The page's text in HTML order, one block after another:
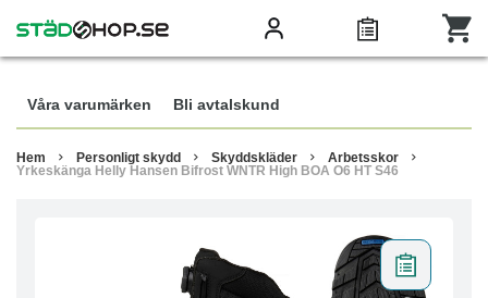
Våra varumärken Bli avtalskund
Hem Personligt skydd Skyddskläder
Arbetsskor
Yrkeskänga Helly Hansen Bifrost WNTR High BOA O6 HT S46